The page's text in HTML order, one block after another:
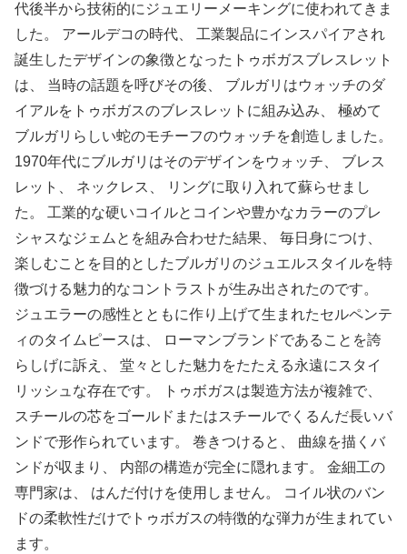
代後半から技術的にジュエリーメーキングに使われてきま
した。 アールデコの時代、 工業製品にインスパイアされ
誕生したデザインの象徴となったトゥボガスブレスレット
は、 当時の話題を呼びその後、 ブルガリはウォッチのダ
イアルをトゥボガスのブレスレットに組み込み、 極めて
ブルガリらしい蛇のモチーフのウォッチを創造しました。
1970年代にブルガリはそのデザインをウォッチ、 ブレス
レット、 ネックレス、 リングに取り入れて蘇らせまし
た。 工業的な硬いコイルとコインや豊かなカラーのプレ
シャスなジェムとを組み合わせた結果、 毎日身につけ、
楽しむことを目的としたブルガリのジュエルスタイルを特
徴づける魅力的なコントラストが生み出されたのです。
ジュエラーの感性とともに作り上げて生まれたセルペンテ
ィのタイムピースは、 ローマンブランドであることを誇
らしげに訴え、 堂々とした魅力をたたえる永遠にスタイ
リッシュな存在です。 トゥボガスは製造方法が複雑で、
スチールの芯をゴールドまたはスチールでくるんだ長いバ
ンドで形作られています。 巻きつけると、 曲線を描くバ
ンドが収まり、 内部の構造が完全に隠れます。 金細工の
専門家は、 はんだ付けを使用しません。 コイル状のバン
ドの柔軟性だけでトゥボガスの特徴的な弾力が生まれてい
ます。